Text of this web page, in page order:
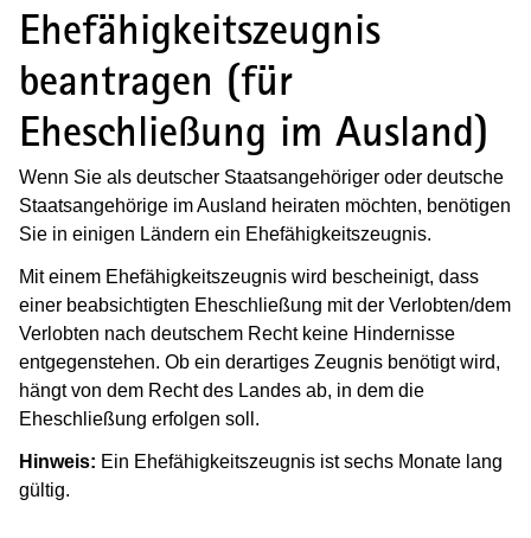
Ehefähigkeitszeugnis
beantragen (für
Eheschließung im Ausland)
Wenn Sie als deutscher Staatsangehöriger oder deutsche
Staatsangehörige im Ausland heiraten möchten, benötigen
Sie in einigen Ländern ein Ehefähigkeitszeugnis.
Mit einem Ehefähigkeitszeugnis wird bescheinigt, dass
einer beabsichtigten Eheschließung mit der Verlobten/dem
Verlobten nach deutschem Recht keine Hindernisse
entgegenstehen. Ob ein derartiges Zeugnis benötigt wird,
hängt von dem Recht des Landes ab, in dem die
Eheschließung erfolgen soll.
Hinweis: Ein Ehefähigkeitszeugnis ist sechs Monate lang
gültig.